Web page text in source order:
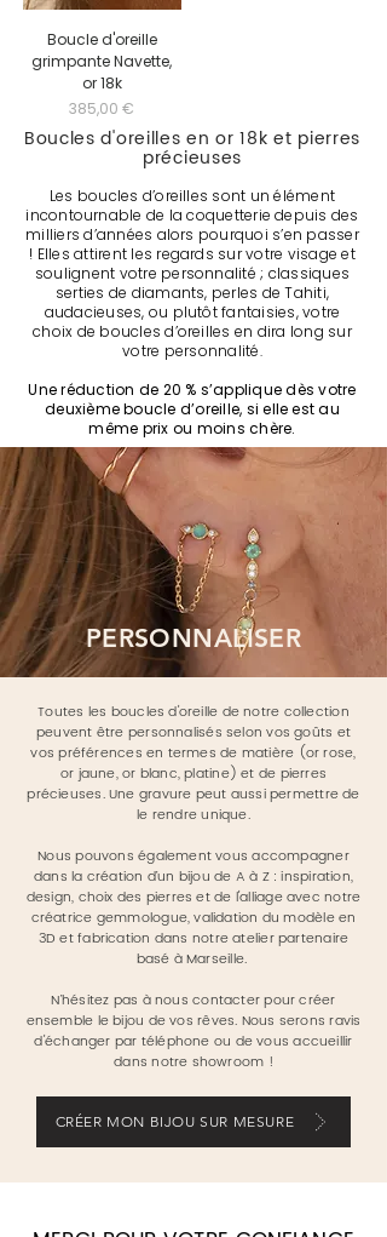
Boucle d'oreille
grimpante Navette,
or 18k
Prix
385,00 €
Boucles d'oreilles en or 18k et pierres
précieuses
Les boucles d’oreilles sont un élément
incontournable de la coquetterie depuis des
milliers d’années alors pourquoi s’en passer
! Elles attirent les regards sur votre visage et
soulignent votre personnalité ; classiques
serties de diamants, perles de Tahiti,
audacieuses, ou plutôt fantaisies, votre
choix de boucles d’oreilles en dira long sur
votre personnalité.
Une réduction de 20 % s’applique dès votre
deuxième boucle d’oreille, si elle est au
même prix ou moins chère.
PERSONNALISER
Toutes les boucles d'oreille de notre collection
peuvent être personnalisés selon vos goûts et
vos préférences en termes de matière (or rose,
or jaune, or blanc, platine) et de pierres
précieuses.Une gravure peut aussi permettre de
le rendre unique.
Nous pouvons également vous accompagner
dans la création d’un bijou de A à Z : inspiration,
design, choix des pierres et de l'alliage avec notre
créatrice gemmologue, validation du modèle en
3D et fabrication dans notre atelier partenaire
basé à Marseille.
N’hésitez pas à nous contacter pour créer
ensemble le bijou de vos rêves. Nous serons ravis
d'échanger par téléphone ou de vous accueillir
dans notre showroom !
CRÉER MON BIJOU SUR MESURE